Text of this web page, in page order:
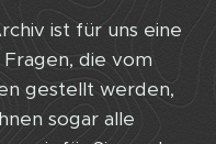
ist für uns eine
die vom
gestellt werden,
sogar alle